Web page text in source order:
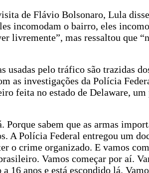
de Flávio Bolsonaro, Lula
incomodam o bairro, eles
livremente”, mas ressaltou que
pelo tráfico são trazidas
as investigações da Polícia
feita no estado de Delaware,
sabem que as armas
A Polícia Federal entregou um
o crime organizado. E vamos
Vamos começar por aí.
16 anos e está escondido lá.